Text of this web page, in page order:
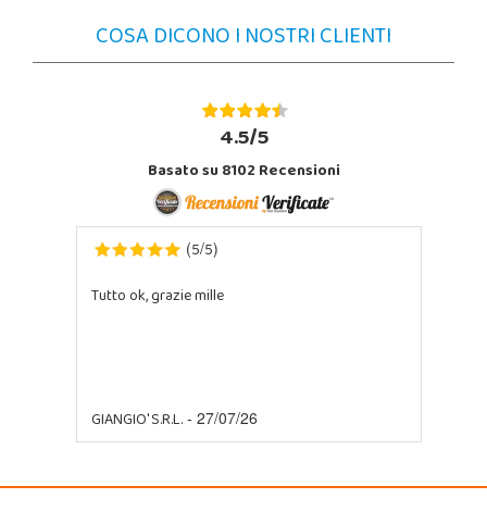
COSA DICONO I NOSTRI CLIENTI
4.5/5
Basato su 8102 Recensioni
(5/5)
Tutto ok, grazie mille
GIANGIO' S.R.L.- 27/07/26